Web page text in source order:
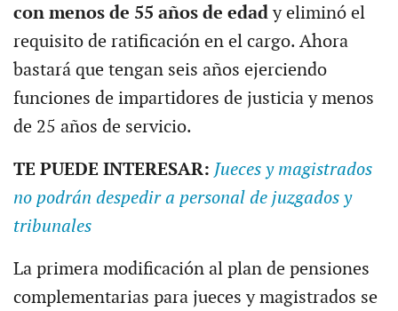
con menos de 55 años de edady eliminó el
requisito de ratificación en el cargo. Ahora
bastará que tengan seis años ejerciendo
funciones de impartidores de justicia y menos
de 25 años de servicio.
TE PUEDE INTERESAR: Jueces y magistrados
no podrán despedir a personal de juzgados y
tribunales
La primera modificación al plan de pensiones
complementarias para jueces y magistrados se